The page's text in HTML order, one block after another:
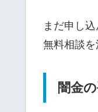
まだ申し
無料相談を
闇金